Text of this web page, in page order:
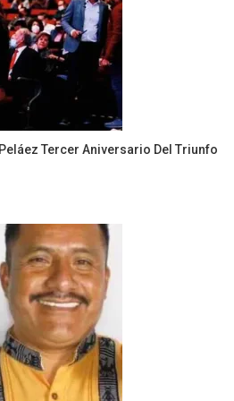
Tercer Aniversario Del Triunfo